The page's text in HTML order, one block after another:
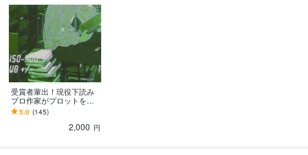
受賞者輩出！現役下読み
プロ作家がプロットを読
みます 新人賞で結果を出
すには企画力が命！プロ
が実践的にアドバイス
5.0 (145)
2,000 円